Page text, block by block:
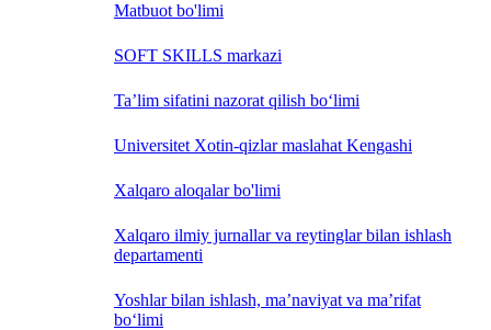
Matbuot bo'limi
SOFT SKILLS markazi
Ta’lim sifatini nazorat qilish bo‘limi
Universitet Xotin-qizlar maslahat Kengashi
Xalqaro aloqalar bo'limi
Xalqaro ilmiy jurnallar va reytinglar bilan ishlash
departamenti
Yoshlar bilan ishlash, ma’naviyat va ma’rifat
bo‘limi